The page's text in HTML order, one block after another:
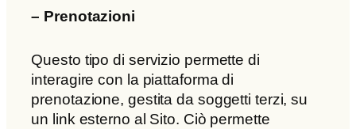
– Prenotazioni
Questo tipo di servizio permette di
interagire con la piattaforma di
prenotazione, gestita da soggetti terzi, su
un link esterno al Sito. Ciò permette